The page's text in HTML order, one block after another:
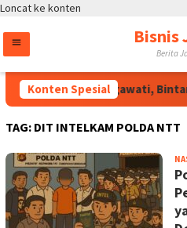
Loncat ke konten
Bisnis
Berita
Konten Spesial
Atas Arahan Megawati,
TAG: DIT INTELKAM POLDA NTT